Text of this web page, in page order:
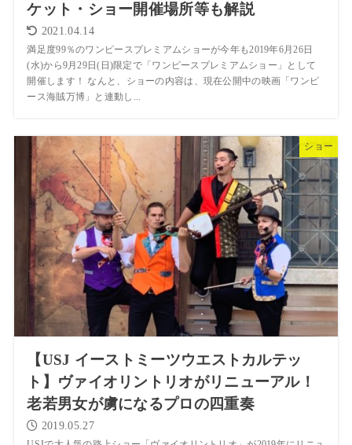
ケット・ショー開催場所等も解説
2021.04.14
満足度99％のワンピースプレミアムショーが今年も2019年6月26日
(水)から9月29日(日)限定で「ワンピースプレミアムショー」として
開催します！ なんと、ショーの内容は、現在公開中の映画「ワンピ
ース海賊万博」と連動し...
ショー
【USJ イーストミーツウエストカルテッ
ト】ヴァイオリントリオがリニューアル！
老若男女が虜になるプロの四重奏
2019.05.27